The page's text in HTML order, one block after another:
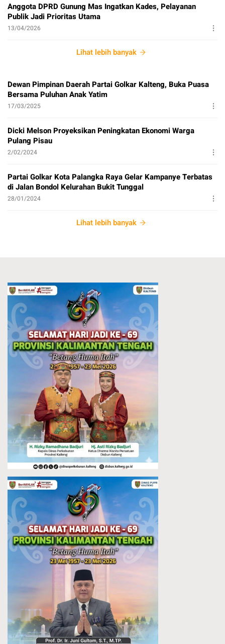
Anggota DPRD Gunung Mas Ingatkan Kades, Pelayanan
Publik Jadi Prioritas Utama
13/04/2026
Lihat lebih banyak
Dewan Pimpinan Daerah Partai Golkar Kalteng, Buka Puasa
Bersama Puluhan Anak Yatim
17/03/2025
Dicki Melson Proyeksikan Peningkatan Ekonomi Warga
Pulang Pisau
2/02/2024
Partai Golkar Kota Palangka Raya Gelar Kampanye Terbatas
di Jalan Bondol Kelurahan Bukit Tunggal
28/01/2024
Lihat lebih banyak